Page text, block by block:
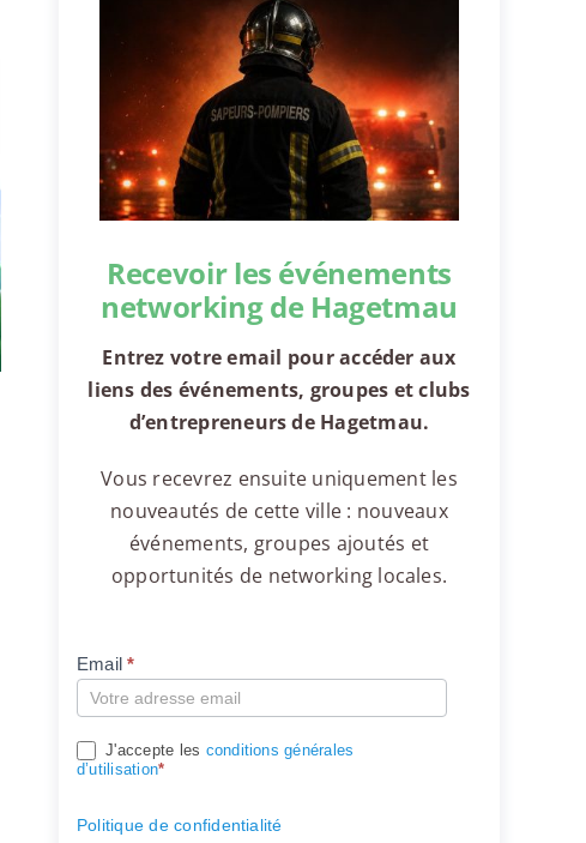
Recevoir les événements
networking de Hagetmau
Entrez votre email pour accéder aux
liens des événements, groupes et clubs
d’entrepreneurs de Hagetmau.
Vous recevrez ensuite uniquement les
nouveautés de cette ville : nouveaux
événements, groupes ajoutés et
opportunités de networking locales.
Compte
Email*
J'accepte les conditions générales
d’utilisation*
Politique de confidentialité